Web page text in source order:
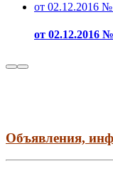
от 02.12.2016
от 02.12.2016
Объявления,